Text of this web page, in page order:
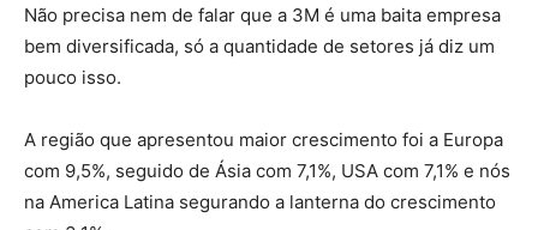
Não precisa nem de falar que a 3M é uma baita empresa
bem diversificada, só a quantidade de setores já diz um
pouco isso.
A região que apresentou maior crescimento foi a Europa
com 9,5%, seguido de Ásia com 7,1%, USA com 7,1% e nós
na America Latina segurando a lanterna do crescimento